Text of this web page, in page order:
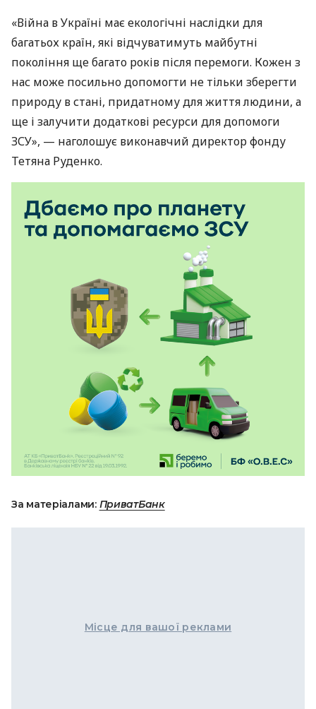
«Війна в Україні має екологічні наслідки для
багатьох країн, які відчуватимуть майбутні
покоління ще багато років після перемоги. Кожен з
нас може посильно допомогти не тільки зберегти
природу в стані, придатному для життя людини, а
ще і залучити додаткові ресурси для допомоги
ЗСУ», — наголошує виконавчий директор фонду
Тетяна Руденко.
За матеріалами: ПриватБанк
Місце для вашої реклами